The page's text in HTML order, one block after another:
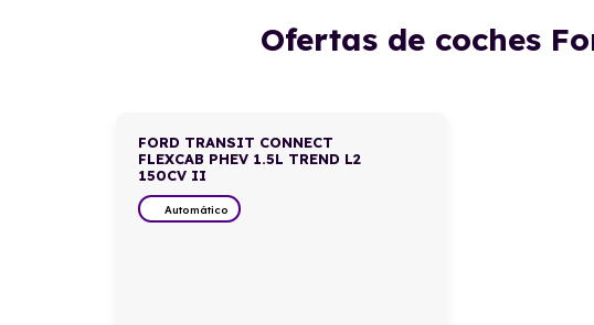
Ofertas de coches
FORD TRANSIT CONNECT
FLEXCAB PHEV 1.5L TREND L2
150CV II
Automático